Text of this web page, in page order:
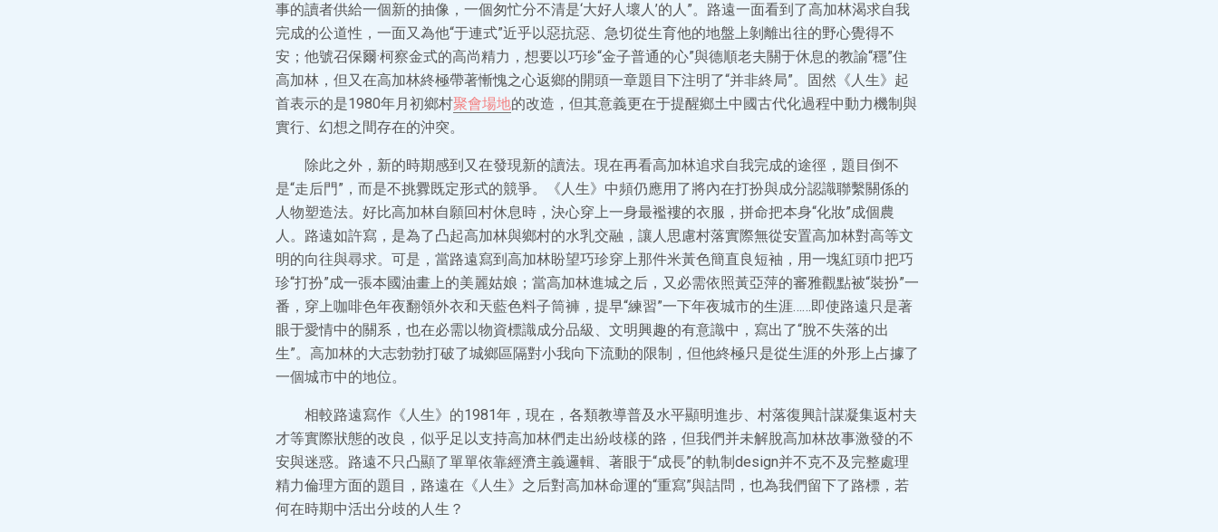
事的讀者供給一個新的抽像，一個匆忙分不清是‘大好人壞人’的人”。路遠一面看到了高加林渴求自我
完成的公道性，一面又為他“于連式”近乎以惡抗惡、急切從生育他的地盤上剝離出往的野心覺得不
安；他號召保爾·柯察金式的高尚精力，想要以巧珍“金子普通的心”與德順老夫關于休息的教諭“穩”住
高加林，但又在高加林終極帶著慚愧之心返鄉的開頭一章題目下注明了“并非終局”。固然《人生》起
首表示的是1980年月初鄉村聚會場地的改造，但其意義更在于提醒鄉土中國古代化過程中動力機制與
實行、幻想之間存在的沖突。
除此之外，新的時期感到又在發現新的讀法。現在再看高加林追求自我完成的途徑，題目倒不
是“走后門”，而是不挑釁既定形式的競爭。《人生》中頻仍應用了將內在打扮與成分認識聯繫關係的
人物塑造法。好比高加林自願回村休息時，決心穿上一身最襤褸的衣服，拼命把本身“化妝”成個農
人。路遠如許寫，是為了凸起高加林與鄉村的水乳交融，讓人思慮村落實際無從安置高加林對高等文
明的向往與尋求。可是，當路遠寫到高加林盼望巧珍穿上那件米黃色簡直良短袖，用一塊紅頭巾把巧
珍“打扮”成一張本國油畫上的美麗姑娘；當高加林進城之后，又必需依照黃亞萍的審雅觀點被“裝扮”一
番，穿上咖啡色年夜翻領外衣和天藍色料子筒褲，提早“練習”一下年夜城市的生涯……即使路遠只是著
眼于愛情中的關系，也在必需以物資標識成分品級、文明興趣的有意識中，寫出了“脫不失落的出
生”。高加林的大志勃勃打破了城鄉區隔對小我向下流動的限制，但他終極只是從生涯的外形上占據了
一個城市中的地位。
相較路遠寫作《人生》的1981年，現在，各類教導普及水平顯明進步、村落復興計謀凝集返村夫
才等實際狀態的改良，似乎足以支持高加林們走出紛歧樣的路，但我們并未解脫高加林故事激發的不
安與迷惑。路遠不只凸顯了單單依靠經濟主義邏輯、著眼于“成長”的軌制design并不克不及完整處理
精力倫理方面的題目，路遠在《人生》之后對高加林命運的“重寫”與詰問，也為我們留下了路標，若
何在時期中活出分歧的人生？